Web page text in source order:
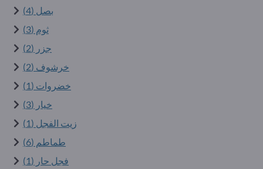
بصل (4)
ثوم (3)
جزر (2)
خرشوف (2)
خضروات (1)
خيار (3)
زيت الفجل (1)
طماطم (6)
فجل حار (1)